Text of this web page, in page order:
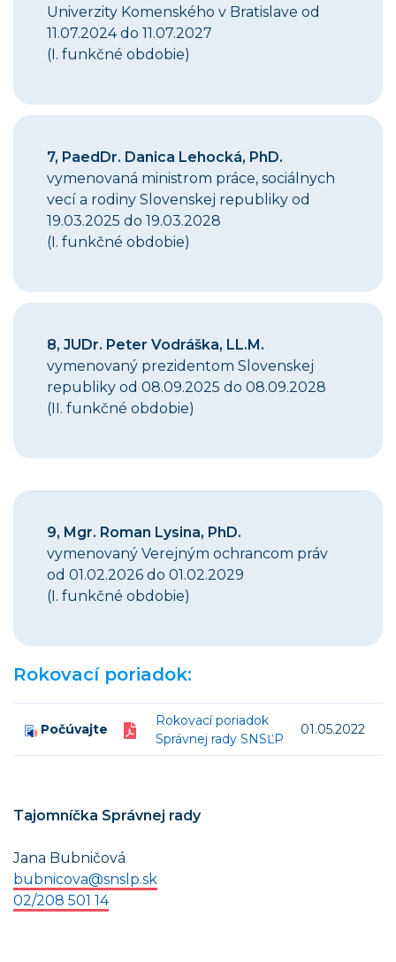
Univerzity Komenského v Bratislave od
11.07.2024 do 11.07.2027
(I. funkčné obdobie)
7, PaedDr. Danica Lehocká, PhD.
vymenovaná ministrom práce, sociálnych
vecí a rodiny Slovenskej republiky od
19.03.2025 do 19.03.2028
(I. funkčné obdobie)
8, JUDr. Peter Vodráška, LL.M.
vymenovaný prezidentom Slovenskej
republiky od 08.09.2025 do 08.09.2028
(II. funkčné obdobie)
9, Mgr. Roman Lysina, PhD.
vymenovaný Verejným ochrancom práv
od 01.02.2026 do 01.02.2029
(I. funkčné obdobie)
Rokovací poriadok:
Počúvajte
Rokovací poriadok
Správnej rady SNSĽP
01.05.2022
Tajomníčka Správnej rady
Jana Bubničová
bubnicova@snslp.sk
02/208 501 14